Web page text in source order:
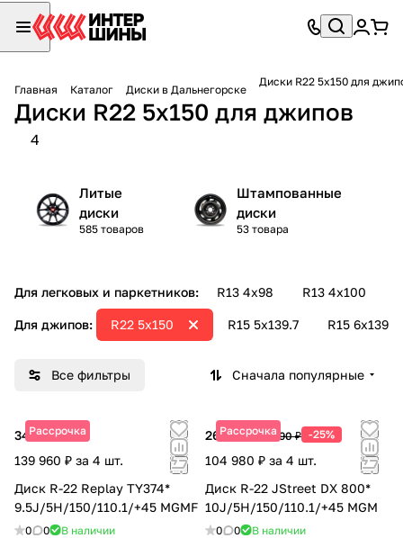
Главная Каталог Диски в Дальнегорске
Диски R22 5х150 для
Диски R22 5х150 для джипов
4
Литые
диски
585 товаров
Штампованные
диски
53 товара
Для легковых и паркетников: R13 4х98 R13 4х100
Для джипов: R15 5х139.7 R15 6х139.7
R22 5х150
Все фильтры Сначала популярные
Рассрочка
34 990 ₽
139 960 ₽ за 4 шт.
Диск R-22 Replay TY374*
9.5J/5H/150/110.1/+45 MGMF
0 0 В наличии
Рассрочка
26 245 ₽34 990 ₽ -25%
104 980 ₽ за 4 шт.
Диск R-22 JStreet DX 800*
10J/5H/150/110.1/+45 MGM
0 0 В наличии